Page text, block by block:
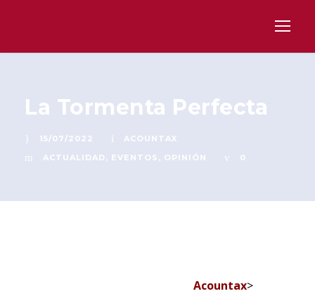
La Tormenta Perfecta
15/07/2022
ACOUNTAX
ACTUALIDAD , EVENTOS , OPINIÓN 0
Acountax>